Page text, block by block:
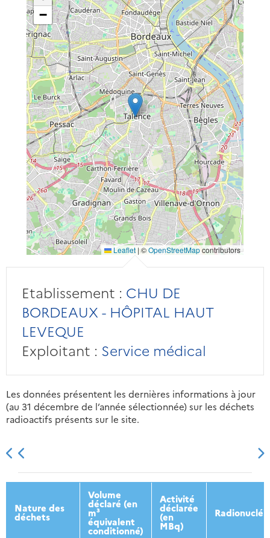
−
Leaflet |©OpenStreetMapcontributors
Etablissement : CHU DE
BORDEAUX - HÔPITAL HAUT
LEVEQUE
Exploitant : Service médical
Les données présentent les dernières informations à jour
(au 31 décembre de l’année sélectionnée) sur les déchets
radioactifs présents sur le site.
2013 2014 2015 2016
Nature des
déchets
Volume
déclaré (en
m³
équivalent
conditionné)
Activité
déclarée
(en
MBq)